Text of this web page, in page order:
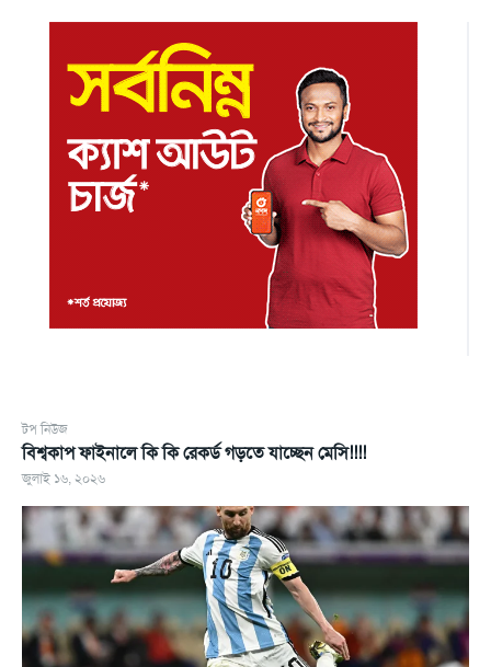
টপ নিউজ
বিশ্বকাপ ফাইনালে কি কি রেকর্ড গড়তে যাচ্ছেন মেসি!!!!
জুলাই ১৬, ২০২৬